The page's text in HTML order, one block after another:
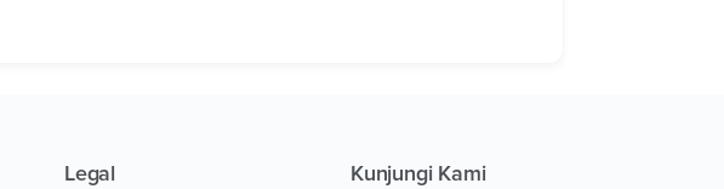
Legal Kunjungi Kami